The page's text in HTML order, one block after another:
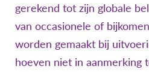
gerekend tot zijn globale
van occasionele of
worden gemaakt bij
hoeven niet in aanmerking